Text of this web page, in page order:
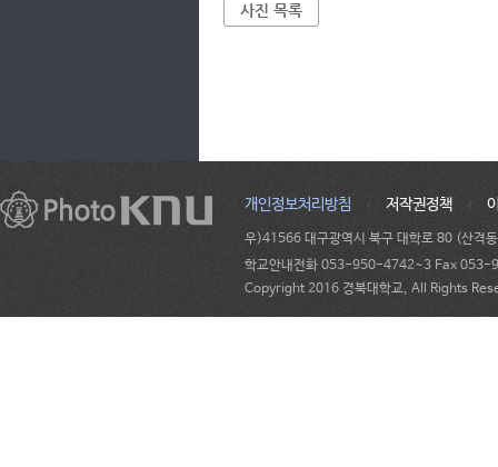
사진 목록
개인정보처리방침 저작권정책
우)41566 대구광역시 북구 대학로 80 (산격
학교안내전화 053-950-4742~3 Fax
Copyright 2016 경북대학교, All Rights